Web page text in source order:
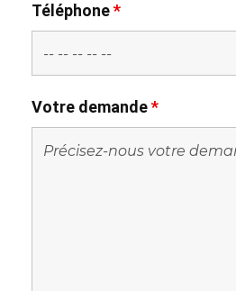
Téléphone*
Votre demande*